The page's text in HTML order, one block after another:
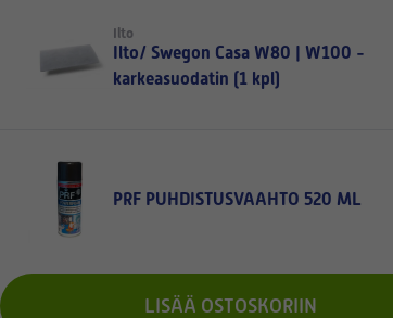
Ilto
Ilto/ Swegon Casa W80 | W100 -
karkeasuodatin (1 kpl)
PRF PUHDISTUSVAAHTO 520 ML
LISÄÄ OSTOSKORIIN